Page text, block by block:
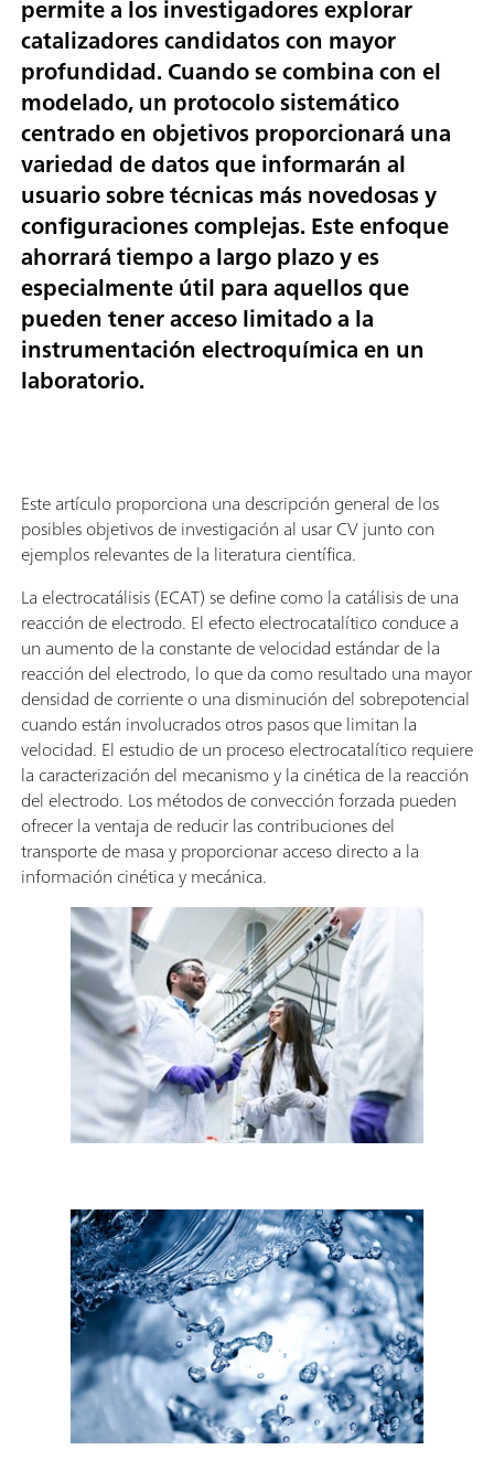
permite a los investigadores explorar
catalizadores candidatos con mayor
profundidad. Cuando se combina con el
modelado, un protocolo sistemático
centrado en objetivos proporcionará una
variedad de datos que informarán al
usuario sobre técnicas más novedosas y
configuraciones complejas. Este enfoque
ahorrará tiempo a largo plazo y es
especialmente útil para aquellos que
pueden tener acceso limitado a la
instrumentación electroquímica en un
laboratorio.
Este artículo proporciona una descripción general de los
posibles objetivos de investigación al usar CV junto con
ejemplos relevantes de la literatura científica.
La electrocatálisis (ECAT) se define como la catálisis de una
reacción de electrodo. El efecto electrocatalítico conduce a
un aumento de la constante de velocidad estándar de la
reacción del electrodo, lo que da como resultado una mayor
densidad de corriente o una disminución del sobrepotencial
cuando están involucrados otros pasos que limitan la
velocidad. El estudio de un proceso electrocatalítico requiere
la caracterización del mecanismo y la cinética de la reacción
del electrodo. Los métodos de convección forzada pueden
ofrecer la ventaja de reducir las contribuciones del
transporte de masa y proporcionar acceso directo a la
información cinética y mecánica.